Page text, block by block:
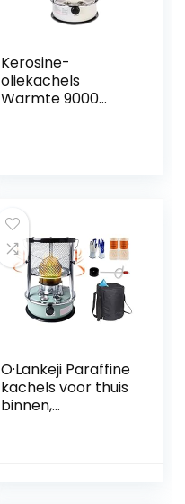
Kerosine-
oliekachels
Warmte 9000
vuurkracht Veilig
en duurzaam (Size
: 6L/White)
O·Lankeji Paraffine
kachels voor thuis
binnen,